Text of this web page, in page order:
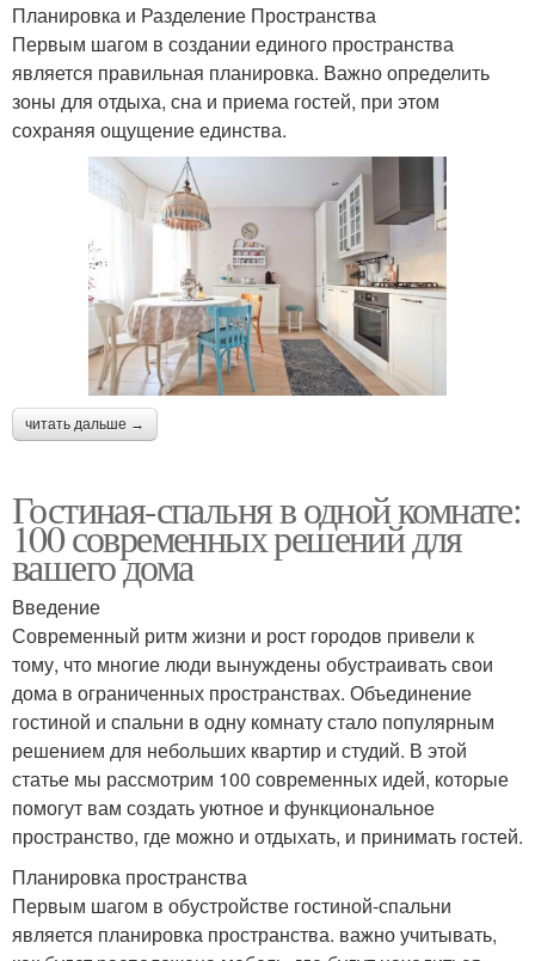
Планировка и Разделение Пространства
Первым шагом в создании единого пространства
является правильная планировка. Важно определить
зоны для отдыха, сна и приема гостей, при этом
сохраняя ощущение единства.
читать дальше →
Гостиная-спальня в одной комнате:
100 современных решений для
вашего дома
Введение
Современный ритм жизни и рост городов привели к
тому, что многие люди вынуждены обустраивать свои
дома в ограниченных пространствах. Объединение
гостиной и спальни в одну комнату стало популярным
решением для небольших квартир и студий. В этой
статье мы рассмотрим 100 современных идей, которые
помогут вам создать уютное и функциональное
пространство, где можно и отдыхать, и принимать гостей.
Планировка пространства
Первым шагом в обустройстве гостиной-спальни
является планировка пространства. важно учитывать,